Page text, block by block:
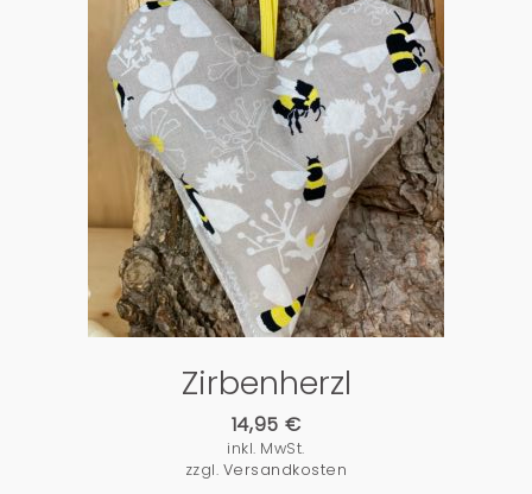
PRODUKTDETAILS
Zirbenherzl
14,95 €
inkl. MwSt.
zzgl. Versandkosten